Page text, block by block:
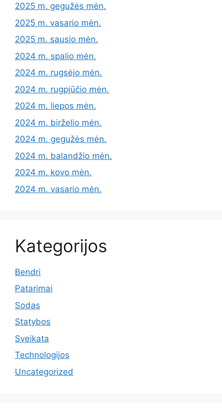
2025 m. gegužės mėn.
2025 m. vasario mėn.
2025 m. sausio mėn.
2024 m. spalio mėn.
2024 m. rugsėjo mėn.
2024 m. rugpjūčio mėn.
2024 m. liepos mėn.
2024 m. birželio mėn.
2024 m. gegužės mėn.
2024 m. balandžio mėn.
2024 m. kovo mėn.
2024 m. vasario mėn.
Kategorijos
Bendri
Patarimai
Sodas
Statybos
Sveikata
Technologijos
Uncategorized